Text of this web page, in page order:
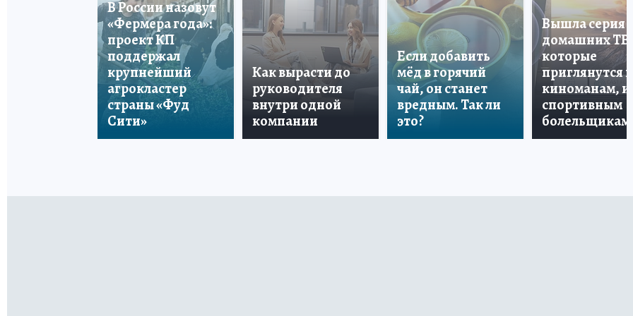
В России назовут
«Фермера года»:
проект КП
поддержал
крупнейший
агрокластер
страны «Фуд
Сити»
Как вырасти до
руководителя
внутри одной
компании
Если добавить
мёд в горячий
чай, он станет
вредным. Так ли
это?
Вышла серия
домашних ТВ,
которые
приглянутся и
киноманам, и
спортивным
болельщикам